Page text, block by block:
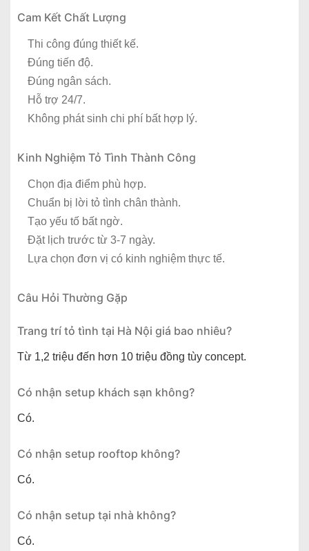
Cam Kết Chất Lượng
Thi công đúng thiết kế.
Đúng tiến độ.
Đúng ngân sách.
Hỗ trợ 24/7.
Không phát sinh chi phí bất hợp lý.
Kinh Nghiệm Tỏ Tình Thành Công
Chọn địa điểm phù hợp.
Chuẩn bị lời tỏ tình chân thành.
Tạo yếu tố bất ngờ.
Đặt lịch trước từ 3-7 ngày.
Lựa chọn đơn vị có kinh nghiệm thực tế.
Câu Hỏi Thường Gặp
Trang trí tỏ tình tại Hà Nội giá bao nhiêu?
Từ 1,2 triệu đến hơn 10 triệu đồng tùy concept.
Có nhận setup khách sạn không?
Có.
Có nhận setup rooftop không?
Có.
Có nhận setup tại nhà không?
Có.